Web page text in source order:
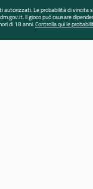
autorizzati. Le probabilità di vincita
Il gioco può causare
di 18 anni.Controlla qui le